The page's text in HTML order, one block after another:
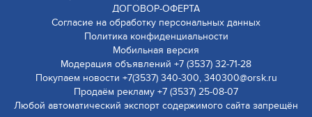
ДОГОВОР-ОФЕРТА
Согласие на обработку персональных данных
Политика конфиденциальности
Мобильная версия
Модерация объявлений +7 (3537) 32-71-28
Покупаем новости +7(3537) 340-300, 340300@orsk.ru
Продаём рекламу +7 (3537) 25-08-07
Любой автоматический экспорт содержимого сайта запрещён